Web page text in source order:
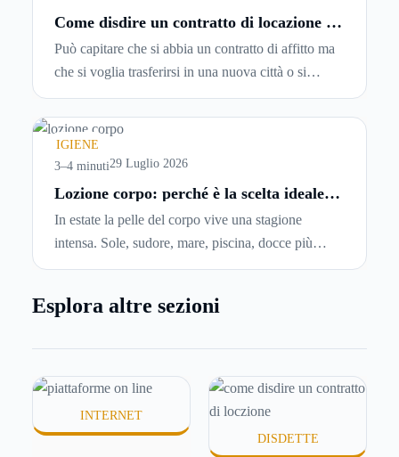
Come disdire un contratto di locazione in
modo corretto ed efficace
Può capitare che si abbia un contratto di affitto ma
che si voglia trasferirsi in una nuova città o si
abbiano problemi a pagare il canone, per cui si
comincia a cercare un’altra abitazione: è legittimo
chiedersi se è possibile
locazioneprima che scada. In questa guida
capiremo come inviare la disdetta per un contratto
IGIENE
3–4 minuti29 Luglio 2026
Lozione corpo: perché è la scelta ideale
In estate la pelle del corpo vive una stagione
intensa. Sole, sudore, mare, piscina, docce più
frequenti e aria condizionata possono renderla
meno confortevole. Eppure, proprio nei mesi caldi,
o difficili da assorbire.
Esplora altre sezioni
INTERNET
DISDETTE